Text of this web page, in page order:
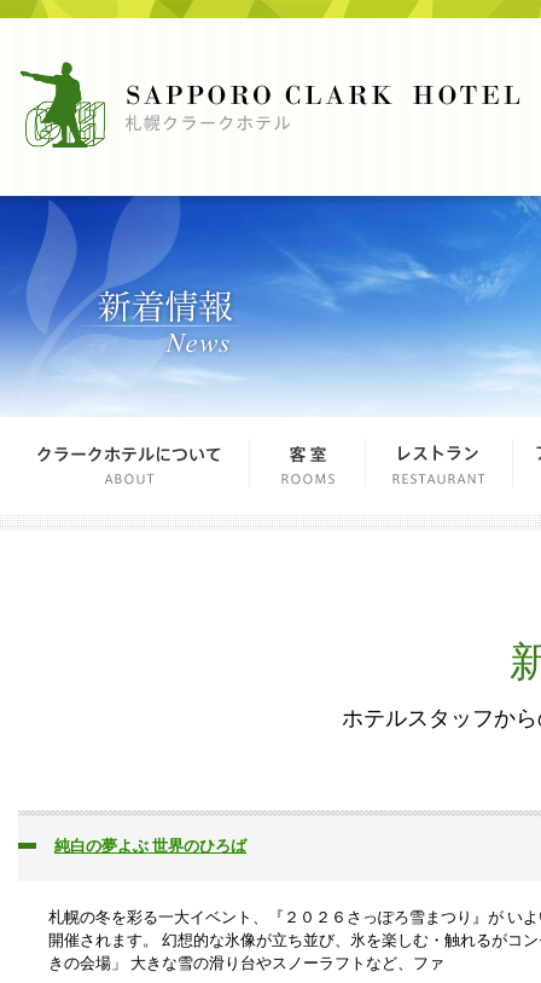
ホテルスタッフか
純白の夢よぶ 世界のひろば
札幌の冬を彩る一大イベント、『２０２６さっぽろ雪まつり』が い
開催されます。 幻想的な氷像が立ち並び、氷を楽しむ・触れるがコ
きの会場」 大きな雪の滑り台やスノーラフトなど、ファ